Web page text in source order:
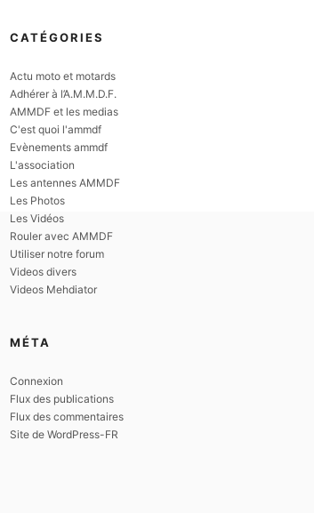
CATÉGORIES
Actu moto et motards
Adhérer à l’A.M.M.D.F.
AMMDF et les medias
C'est quoi l'ammdf
Evènements ammdf
L'association
Les antennes AMMDF
Les Photos
Les Vidéos
Rouler avec AMMDF
Utiliser notre forum
Videos divers
Videos Mehdiator
MÉTA
Connexion
Flux des publications
Flux des commentaires
Site de WordPress-FR